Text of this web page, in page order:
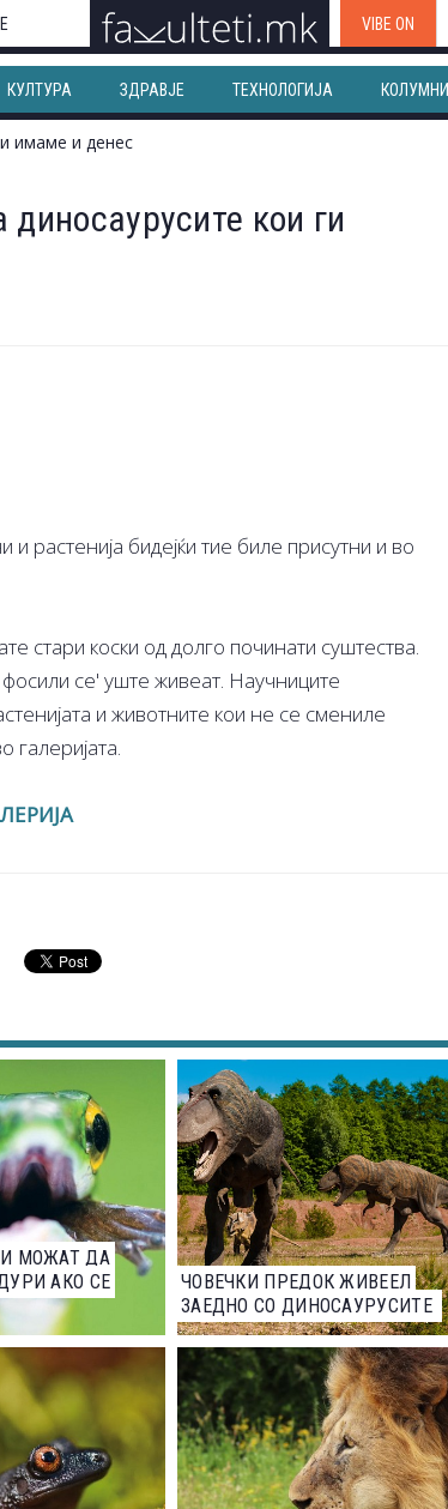
VIBE ON
КУЛТУРА ЗДРАВЈЕ ТЕХНОЛОГИЈА КОЛУМНИ
кои ги
растенија бидејќи тие биле присутни и во
стари коски од долго починати суштества.
се' уште живеат. Научниците
и животните кои не се смениле
галеријата.
МОЖАТ ДА
АКО СЕ
ЧОВЕЧКИ ПРЕДОК ЖИВЕЕЛ
ЗАЕДНО СО ДИНОСАУРУСИТЕ